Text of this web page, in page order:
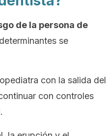
de la persona de
se
con la salida del
con controles